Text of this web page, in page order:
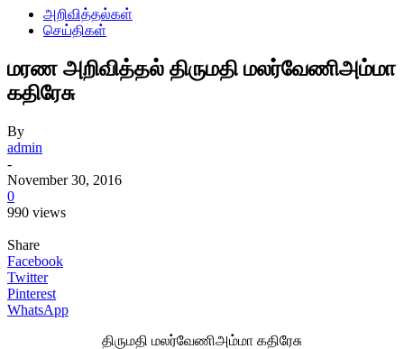
அறிவித்தல்கள்
செய்திகள்
மரண அறிவித்தல் திருமதி மலர்வேணிஅம்மா
கதிரேசு
By
admin
-
November 30, 2016
0
990 views
Share
Facebook
Twitter
Pinterest
WhatsApp
திருமதி மலர்வேணிஅம்மா கதிரேசு